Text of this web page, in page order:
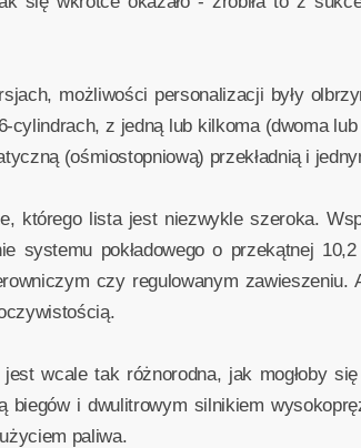
możliwości personalizacji były
z jedną lub kilkoma (dwoma
(ośmiostopniową) przekładnią i
którego lista jest niezwykle szeroka.
systemu pokładowego o przekątnej
czy regulowanym zawieszeniu.
wcale tak różnorodna, jak mogłoby
i dwulitrowym silnikiem
paliwa.